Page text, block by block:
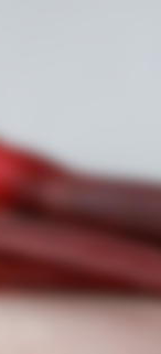
in kürze wieder